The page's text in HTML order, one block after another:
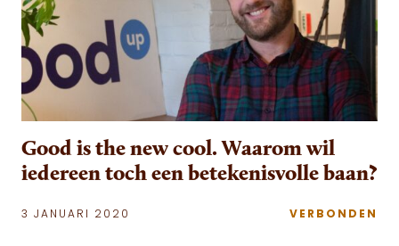
Good is the new cool. Waarom wil
iedereen toch een betekenisvolle baan?
3 JANUARI 2020 VERBONDEN